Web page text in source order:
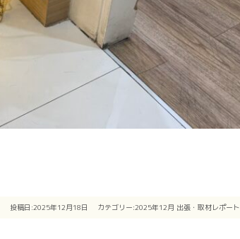
投稿日:2025年12月18日 カテゴリー:2025年12月 出張・取材レポート